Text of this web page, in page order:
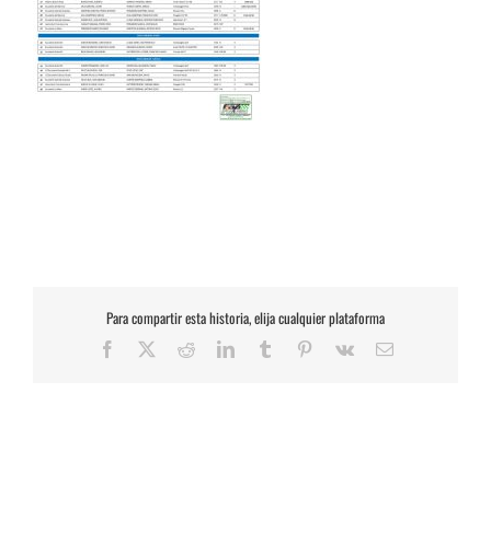
Para compartir esta historia, elija cualquier plataforma
Facebook RedditLinkedInTumblr Pinterest
Vk
Correo